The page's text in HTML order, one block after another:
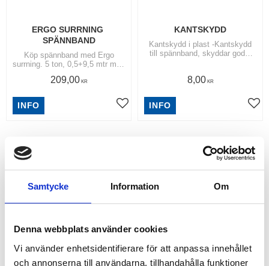
Samtycke Information Om
Denna webbplats använder cookies
Vi använder enhetsidentifierare för att anpassa innehållet
och annonserna till användarna, tillhandahålla funktioner
ERGO SURRNING
SPÄNNBAND
Köp spännband med Ergo
surrning. 5 ton, 0,5+9,5 mtr med
Spännband 50 mm
209,00KR
Lägg till i favoriter
INFO
KANTSKYDD
Kantskydd i plast -Kantskydd
till spännband, skyddar gods,
mellan 50 mm och 75 mm
8,00KR
INFO
RELATERADE PRODUKTER